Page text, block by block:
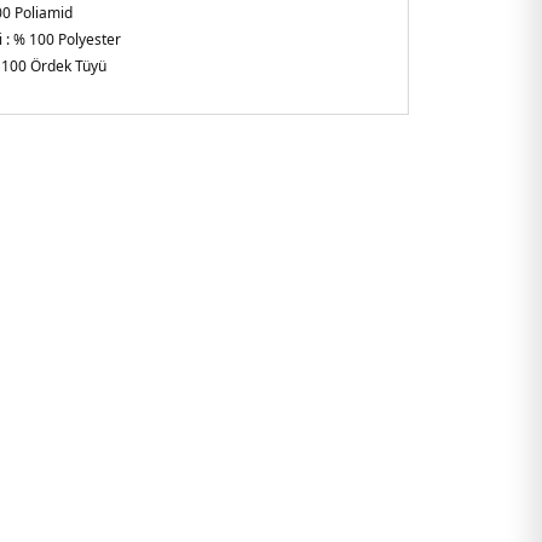
Poliamid
:% 100 Polyester
Ördek Tüyü
Kapüşonlu Yaka